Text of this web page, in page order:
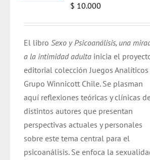
$ 10.000
El libroSexo y Psicoanálisis, una
a la intimidad adulta inicia el
editorial colección Juegos
Grupo Winnicott Chile. Se plasman
aquí reflexiones teóricas y clínicas
distintos autores que presentan
perspectivas actuales y personales
sobre este tema central para el
psicoanálisis. Se enfoca la